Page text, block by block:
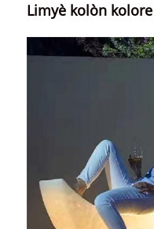
Limyè kolòn